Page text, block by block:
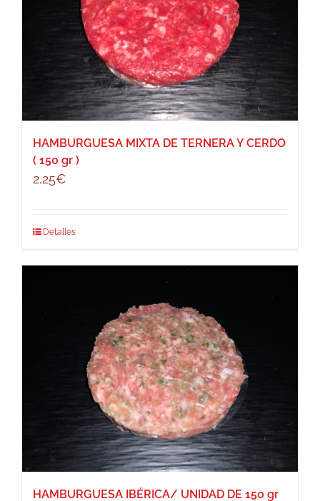
HAMBURGUESA MIXTA DE TERNERA Y CERDO
( 150 gr )
2,25€
Detalles
HAMBURGUESA IBÉRICA/ UNIDAD DE 150 gr